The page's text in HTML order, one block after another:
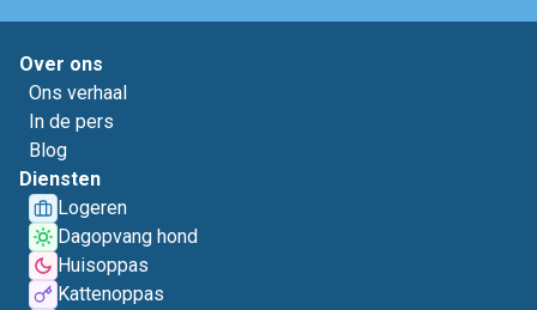
Over ons
Ons verhaal
In de pers
Blog
Diensten
Logeren
Dagopvang hond
Huisoppas
Kattenoppas